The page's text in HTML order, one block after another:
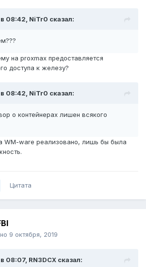
08:42, NiTr0 сказал:
???
на proxmax предоставляется
доступа к железу?
08:42, NiTr0 сказал:
о контейнерах лишен всякого
WM-ware реализовано, лишь бы была
Цитата
9 октября, 2019
08:07, RN3DCX сказал: